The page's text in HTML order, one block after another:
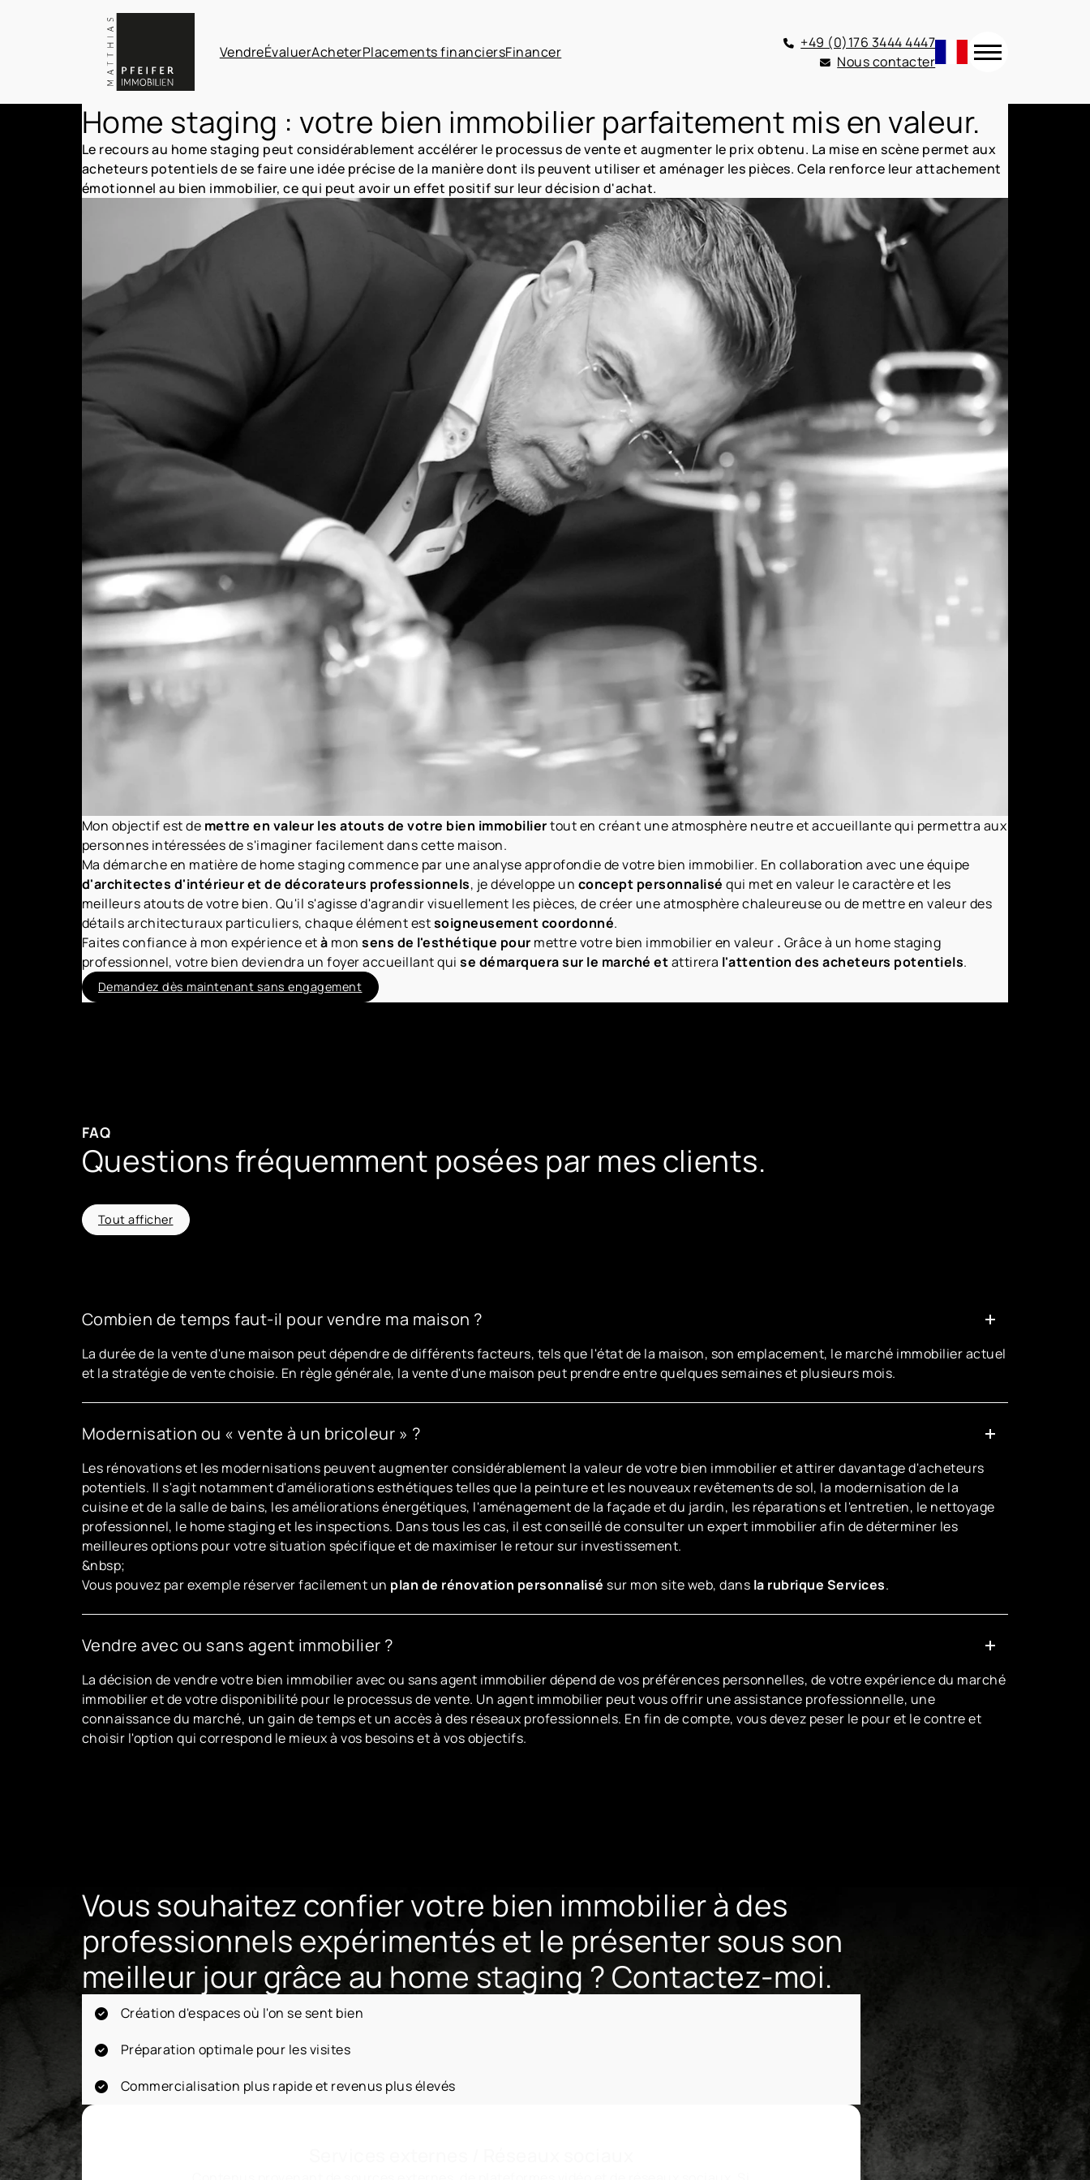
VendreÉvaluerAcheterPlacements financiersFinancer
+49 (0)176 3444 4447
Nous contacter
Home staging : votre bien immobilier parfaitement mis en valeur.
Le recours au home staging peut considérablement accélérer le processus de vente et augmenter le prix obtenu. La mise en scène permet aux
acheteurs potentiels de se faire une idée précise de la manière dont ils peuvent utiliser et aménager les pièces. Cela renforce leur attachement
émotionnel au bien immobilier, ce qui peut avoir un effet positif sur leur décision d'achat.
Mon objectif est de mettre en valeur les atouts de votre bien immobiliertout en créant une atmosphère neutre et accueillante qui permettra aux
personnes intéressées de s'imaginer facilement dans cette maison.
Ma démarche en matière de home staging commence par une analyse approfondie de votre bien immobilier. En collaboration avec une équipe
d'architectes d'intérieur et de décorateurs professionnels, je développe un concept personnalisé qui met en valeur le caractère et les
meilleurs atouts de votre bien. Qu'il s'agisse d'agrandir visuellement les pièces, de créer une atmosphère chaleureuse ou de mettre en valeur des
détails architecturaux particuliers, chaque élément estsoigneusement coordonné.
Faites confiance à mon expérience età monsens de l'esthétique pour mettre votre bien immobilier en valeur . Grâce à un home staging
professionnel, votre bien deviendra un foyer accueillant quise démarquera sur le marché etattirera l'attention des acheteurs potentiels.
Demandez dès maintenant sans engagement
FAQ
Questions fréquemment posées par mes clients.
Tout afficher
Combien de temps faut-il pour vendre ma maison ?
La durée de la vente d'une maison peut dépendre de différents facteurs, tels que l'état de la maison, son emplacement, le marché immobilier actuel
et la stratégie de vente choisie. En règle générale, la vente d'une maison peut prendre entre quelques semaines et plusieurs mois.
Modernisation ou « vente à un bricoleur » ?
Les rénovations et les modernisations peuvent augmenter considérablement la valeur de votre bien immobilier et attirer davantage d'acheteurs
potentiels. Il s'agit notamment d'améliorations esthétiques telles que la peinture et les nouveaux revêtements de sol, la modernisation de la
cuisine et de la salle de bains, les améliorations énergétiques, l'aménagement de la façade et du jardin, les réparations et l'entretien, le nettoyage
professionnel, le home staging et les inspections. Dans tous les cas, il est conseillé de consulter un expert immobilier afin de déterminer les
meilleures options pour votre situation spécifique et de maximiser le retour sur investissement.
&nbsp;
Vous pouvez par exemple réserver facilement un plan de rénovation personnalisé sur mon site web, dans la rubrique Services.
Vendre avec ou sans agent immobilier ?
La décision de vendre votre bien immobilier avec ou sans agent immobilier dépend de vos préférences personnelles, de votre expérience du marché
immobilier et de votre disponibilité pour le processus de vente. Un agent immobilier peut vous offrir une assistance professionnelle, une
connaissance du marché, un gain de temps et un accès à des réseaux professionnels. En fin de compte, vous devez peser le pour et le contre et
choisir l'option qui correspond le mieux à vos besoins et à vos objectifs.
Vous souhaitez confier votre bien immobilier à des
professionnels expérimentés et le présenter sous son
meilleur jour grâce au home staging ? Contactez-moi.
Création d'espaces où l'on se sent bien
Préparation optimale pour les visites
Commercialisation plus rapide et revenus plus élevés